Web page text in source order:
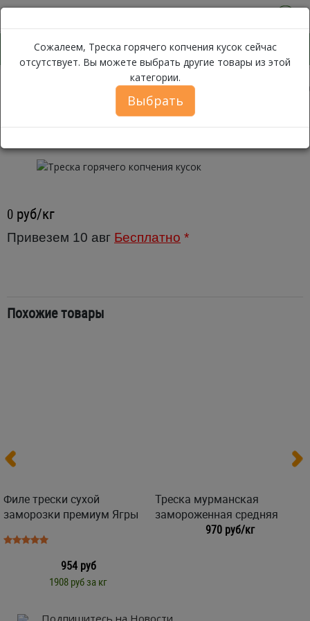
Треска Треска горячего копчения
Сожалеем, Треска горячего копчения кусок сейчас
отсутствует. Вы можете выбрать другие товары из этой
категории.
Выбрать
Треска горячего копчения кусок ~
600г
0 руб/кг
Привезем 10 авг Бесплатно *
Похожие товары
Филе трески сухой
заморозки премиум Ягры
954 руб
1908 руб за кг
Треска мурманская
замороженная средняя
970 руб/кг
Подпишитесь на Новости